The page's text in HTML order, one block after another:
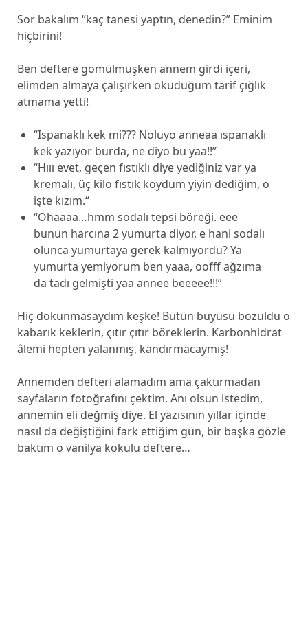
Sor bakalım “kaç tanesi yaptın, denedin?” Eminim
hiçbirini!
Ben deftere gömülmüşken annem girdi içeri,
elimden almaya çalışırken okuduğum tarif çığlık
atmama yetti!
“Ispanaklı kek mi??? Noluyo anneaa ıspanaklı
kek yazıyor burda, ne diyo bu yaa!!”
“Hııı evet, geçen fıstıklı diye yediğiniz var ya
kremalı, üç kilo fıstık koydum yiyin dediğim, o
işte kızım.“
“Ohaaaa…hmm sodalı tepsi böreği. eee
bunun harcına 2 yumurta diyor, e hani sodalı
olunca yumurtaya gerek kalmıyordu? Ya
yumurta yemiyorum ben yaaa, oofff ağzıma
da tadı gelmişti yaa annee beeeee!!!”
Hiç dokunmasaydım keşke! Bütün büyüsü bozuldu o
kabarık keklerin, çıtır çıtır böreklerin. Karbonhidrat
âlemi hepten yalanmış, kandırmacaymış!
Annemden defteri alamadım ama çaktırmadan
sayfaların fotoğrafını çektim. Anı olsun istedim,
annemin eli değmiş diye. El yazısının yıllar içinde
nasıl da değiştiğini fark ettiğim gün, bir başka gözle
baktım o vanilya kokulu deftere…